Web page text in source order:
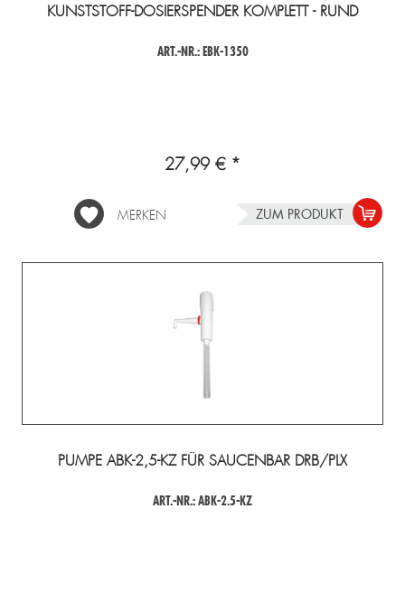
KUNSTSTOFF-DOSIERSPENDER KOMPLETT - RUND
ART.-NR.: EBK-1350
27,99 € *
MERKEN ZUM PRODUKT
PUMPE ABK-2,5-KZ FÜR SAUCENBAR DRB/PLX
ART.-NR.: ABK-2.5-KZ